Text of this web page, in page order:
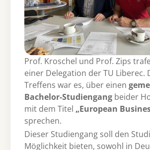
Prof. Kroschel und Prof. Zips
einer Delegation der TU Liberec.
Treffens war es, über einen
Bachelor-Studiengang beider
mit dem Titel „European
sprechen.
Dieser Studiengang soll den
Möglichkeit bieten, sowohl in